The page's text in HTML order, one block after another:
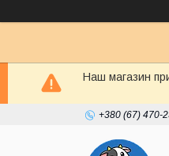
Наш магазин
+380 (67) 470-